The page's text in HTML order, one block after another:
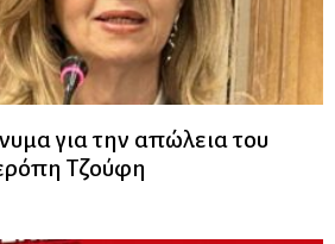
για την απώλεια του
Τζούφη